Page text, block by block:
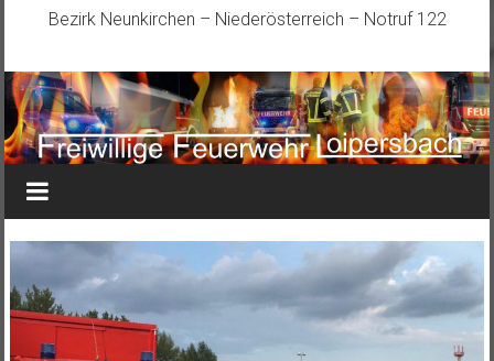
Bezirk Neunkirchen – Niederösterreich – Notruf 122